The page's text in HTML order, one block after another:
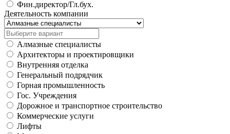
Фин.директор/Гл.бух.
Деятельность компании
Алмазные специалисты
Архитекторы и проектировщики
Внутренняя отделка
Генеральный подрядчик
Горная промышленность
Гос. Учреждения
Дорожное и транспортное строительство
Коммерческие услуги
Лифты